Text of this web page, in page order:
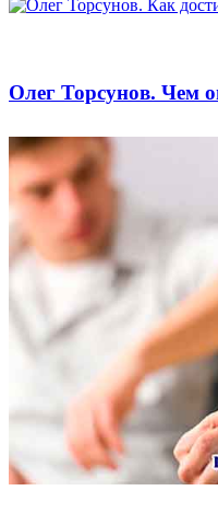
Олег Торсунов. Чем